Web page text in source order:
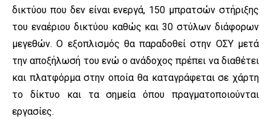
δικτύου που δεν είναι ενεργά, 150 μπρατσών στήριξης
του εναέριου δικτύου καθώς και 30 στύλων διάφορων
μεγεθών. Ο εξοπλισμός θα παραδοθεί στην ΟΣΥ μετά
την αποξήλωσή του ενώ ο ανάδοχος πρέπει να διαθέτει
και πλατφόρμα στην οποία θα καταγράφεται σε χάρτη
το δίκτυο και τα σημεία όπου πραγματοποιούνται
εργασίες.